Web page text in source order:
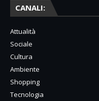
CANALI:
Attualità
Sociale
Cultura
Ambiente
Shopping
Tecnologia